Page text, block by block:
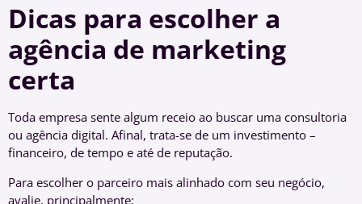
Dicas para escolher a
agência de marketing
certa
Toda empresa sente algum receio ao buscar uma consultoria
ou agência digital. Afinal, trata-se de um investimento –
financeiro, de tempo e até de reputação.
Para escolher o parceiro mais alinhado com seu negócio,
avalie, principalmente: